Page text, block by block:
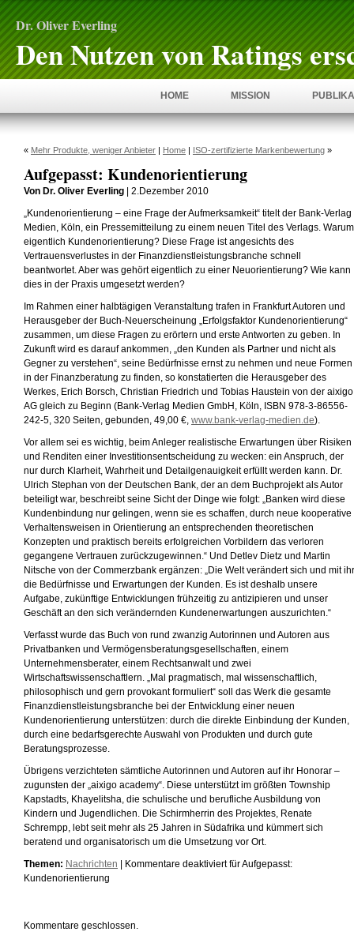
Dr. Oliver Everling
Den Nutzen von Ratings
HOME MISSION
« Mehr Produkte, weniger Anbieter | Home | ISO-zertifizierte Markenbewertung »
Aufgepasst: Kundenorientierung
Von Dr. Oliver Everling | 2.Dezember 2010
„Kundenorientierung – eine Frage der Aufmerksamkeit“ titelt der Bank-Verlag
Medien, Köln, ein Pressemitteilung zu einem neuen Titel des Verlags. Warum
eigentlich Kundenorientierung? Diese Frage ist angesichts des
Vertrauensverlustes in der Finanzdienstleistungsbranche schnell
beantwortet. Aber was gehört eigentlich zu einer Neuorientierung? Wie kann
dies in der Praxis umgesetzt werden?
Im Rahmen einer halbtägigen Veranstaltung trafen in Frankfurt Autoren und
Herausgeber der Buch-Neuerscheinung „Erfolgsfaktor Kundenorientierung“
zusammen, um diese Fragen zu erörtern und erste Antworten zu geben. In
Zukunft wird es darauf ankommen, „den Kunden als Partner und nicht als
Gegner zu verstehen“, seine Bedürfnisse ernst zu nehmen und neue Formen
in der Finanzberatung zu finden, so konstatierten die Herausgeber des
Werkes, Erich Borsch, Christian Friedrich und Tobias Haustein von der aixigo
AG gleich zu Beginn (Bank-Verlag Medien GmbH, Köln, ISBN 978-3-86556-
242-5, 320 Seiten, gebunden, 49,00 €, www.bank-verlag-medien.de).
Vor allem sei es wichtig, beim Anleger realistische Erwartungen über Risiken
und Renditen einer Investitionsentscheidung zu wecken: ein Anspruch, der
nur durch Klarheit, Wahrheit und Detailgenauigkeit erfüllt werden kann. Dr.
Ulrich Stephan von der Deutschen Bank, der an dem Buchprojekt als Autor
beteiligt war, beschreibt seine Sicht der Dinge wie folgt: „Banken wird diese
Kundenbindung nur gelingen, wenn sie es schaffen, durch neue kooperative
Verhaltensweisen in Orientierung an entsprechenden theoretischen
Konzepten und praktisch bereits erfolgreichen Vorbildern das verloren
gegangene Vertrauen zurückzugewinnen.“ Und Detlev Dietz und Martin
Nitsche von der Commerzbank ergänzen: „Die Welt verändert sich und mit ihr
die Bedürfnisse und Erwartungen der Kunden. Es ist deshalb unsere
Aufgabe, zukünftige Entwicklungen frühzeitig zu antizipieren und unser
Geschäft an den sich verändernden Kundenerwartungen auszurichten.“
Verfasst wurde das Buch von rund zwanzig Autorinnen und Autoren aus
Privatbanken und Vermögensberatungsgesellschaften, einem
Unternehmensberater, einem Rechtsanwalt und zwei
Wirtschaftswissenschaftlern. „Mal pragmatisch, mal wissenschaftlich,
philosophisch und gern provokant formuliert“ soll das Werk die gesamte
Finanzdienstleistungsbranche bei der Entwicklung einer neuen
Kundenorientierung unterstützen: durch die direkte Einbindung der Kunden,
durch eine bedarfsgerechte Auswahl von Produkten und durch gute
Beratungsprozesse.
Übrigens verzichteten sämtliche Autorinnen und Autoren auf ihr Honorar –
zugunsten der „aixigo academy“. Diese unterstützt im größten Township
Kapstadts, Khayelitsha, die schulische und berufliche Ausbildung von
Kindern und Jugendlichen. Die Schirmherrin des Projektes, Renate
Schrempp, lebt seit mehr als 25 Jahren in Südafrika und kümmert sich
beratend und organisatorisch um die Umsetzung vor Ort.
Themen: Nachrichten Kommentare deaktiviertfür Aufgepasst:
Kundenorientierung
Kommentare geschlossen.